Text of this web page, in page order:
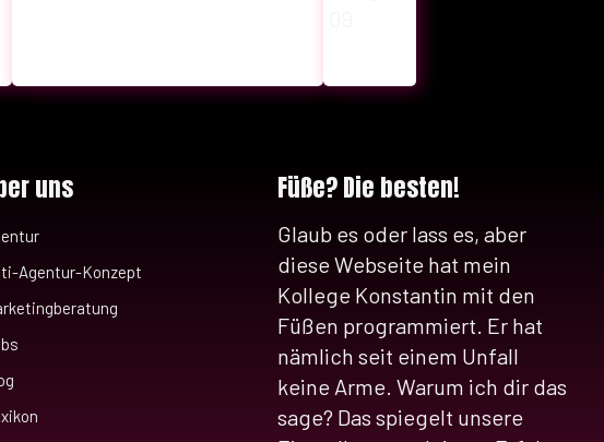
uns
Agentur-Konzept
Füße? Die besten!
Glaub es oder lass es, aber
diese Webseite hat mein
Kollege Konstantin mit den
Füßen programmiert. Er hat
nämlich seit einem Unfall
keine Arme. Warum ich dir das
sage? Das spiegelt unsere